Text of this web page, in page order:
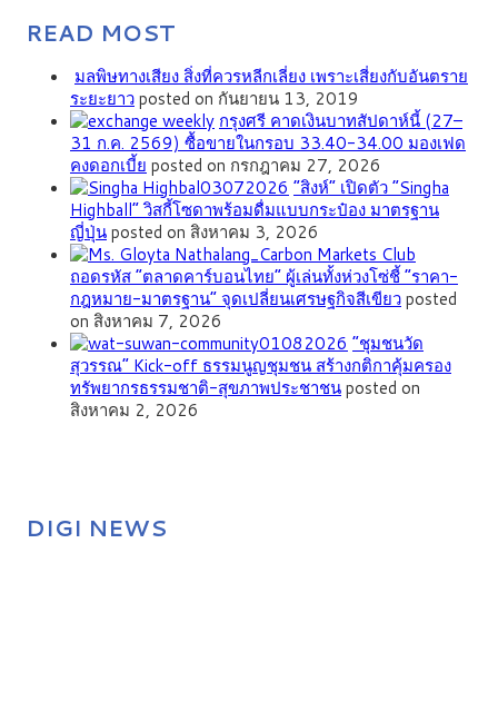
READ MOST
มลพิษทางเสียง สิ่งที่ควรหลีกเลี่ยง เพราะเสี่ยงกับอันตราย
ระยะยาวposted on กันยายน 13, 2019
กรุงศรี คาดเงินบาทสัปดาห์นี้ (27–
31 ก.ค. 2569) ซื้อขายในกรอบ 33.40-34.00 มองเฟด
คงดอกเบี้ย posted on กรกฎาคม 27, 2026
“สิงห์” เปิดตัว “Singha
Highball” วิสกี้โซดาพร้อมดื่มแบบกระป๋อง มาตรฐาน
ญี่ปุ่นposted on สิงหาคม 3, 2026
ถอดรหัส “ตลาดคาร์บอนไทย” ผู้เล่นทั้งห่วงโซ่ชี้ “ราคา-
กฎหมาย-มาตรฐาน” จุดเปลี่ยนเศรษฐกิจสีเขียวposted
on สิงหาคม 7, 2026
”ชุมชนวัด
สุวรรณ” Kick-off ธรรมนูญชุมชน สร้างกติกาคุ้มครอง
ทรัพยากรธรรมชาติ-สุขภาพประชาชนposted on
สิงหาคม 2, 2026
DIGI NEWS